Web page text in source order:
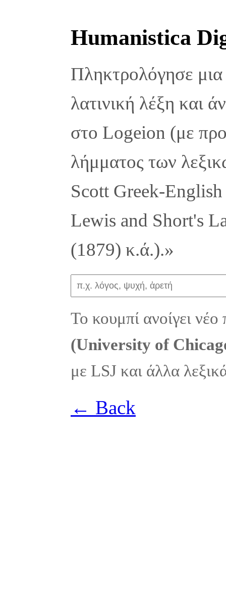
Humanistica
Πληκτρολόγησε μια
λατινική λέξη και
στο Logeion (με
λήμματος των
Scott Greek-
Lewis and Short's
(1879) κ.ά.).»
Το κουμπί ανοίγει
(University of
με LSJ και άλλα
← Back